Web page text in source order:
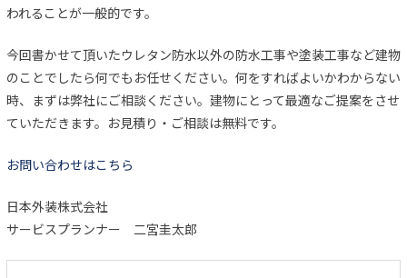
われることが一般的です。
今回書かせて頂いたウレタン防水以外の防水工事や塗装工事など建物
のことでしたら何でもお任せください。何をすればよいかわからない
時、まずは弊社にご相談ください。建物にとって最適なご提案をさせ
ていただきます。お見積り・ご相談は無料です。
お問い合わせはこちら
日本外装株式会社
サービスプランナー 二宮圭太郎